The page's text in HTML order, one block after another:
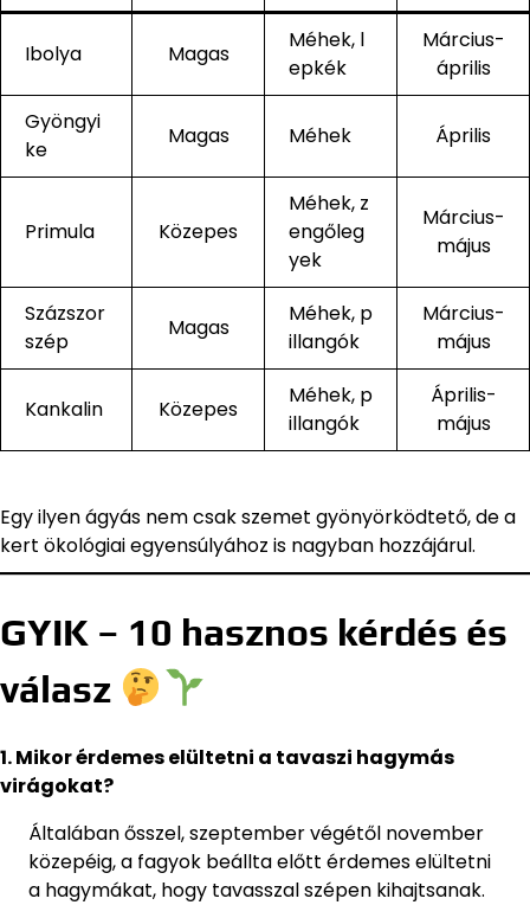
Ibolya Magas
Méhek, l
epkék
Március-
április
Gyöngyi
ke
Magas Méhek Április
Primula Közepes
Méhek, z
engőleg
yek
Március-
május
Százszor
szép
Magas
Méhek, p
illangók
Március-
május
Kankalin Közepes
Méhek, p
illangók
Április-
május
Egy ilyen ágyás nem csak szemet gyönyörködtető, de a
kert ökológiai egyensúlyához is nagyban hozzájárul.
GYIK – 10 hasznos kérdés és
válasz
1. Mikor érdemes elültetni a tavaszi hagymás
virágokat?
Általában ősszel, szeptember végétől november
közepéig, a fagyok beállta előtt érdemes elültetni
a hagymákat, hogy tavasszal szépen kihajtsanak.